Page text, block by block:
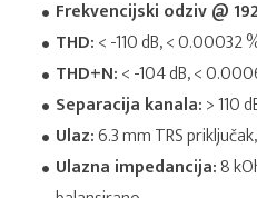
Frekvencijski odziv @
THD:< -110 dB, < 0.00032
THD+N:< -104 dB, <
Separacija kanala:> 110
Ulaz:6.3 mm TRS
Ulazna impedancija:8